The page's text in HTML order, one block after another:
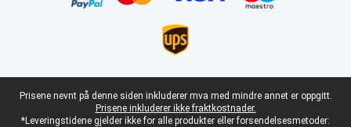
Juridisk bunntekst
Prisene nevnt på denne siden inkluderer mva med mindre annet er oppgitt.
Prisene inkluderer ikke fraktkostnader.
*Leveringstidene gjelder ikke for alle produkter eller forsendelsesmetoder: